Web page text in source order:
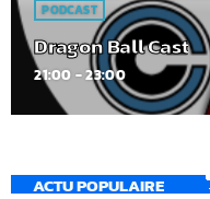
PODCAST
Dragon Ball Cast
21:00 - 23:00
ACTU POPULAIRE